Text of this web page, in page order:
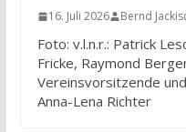
16. Juli 2026 Bernd
Foto: v.l.n.r.: Patrick
Fricke, Raymond
Vereinsvorsitzende
Anna-Lena Richter